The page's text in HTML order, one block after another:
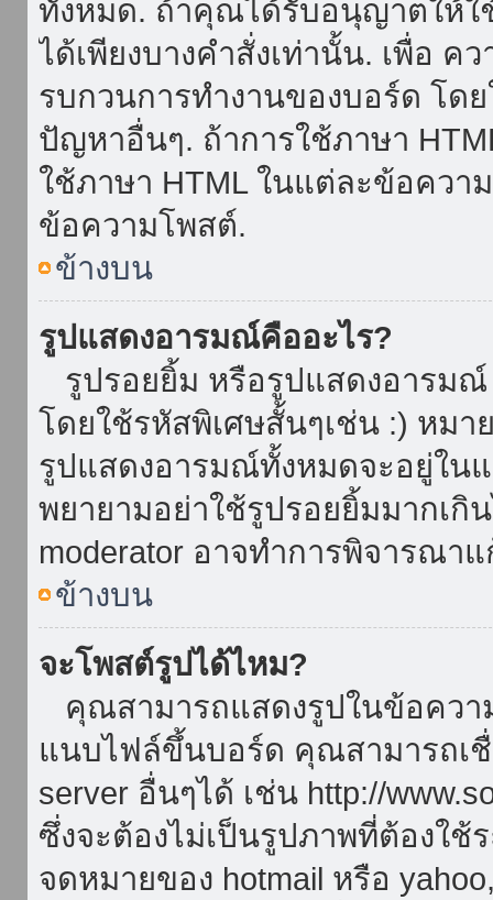
ทั้งหมด. ถ้าคุณได้รับอนุญาตให้ใ
ได้เพียงบางคำสั่งเท่านั้น. เพื่อ
รบกวนการทำงานของบอร์ด โด
ปัญหาอื่นๆ. ถ้าการใช้ภาษา
ใช้ภาษา HTML ในแต่ละข้อคว
ข้อความโพสต์.
ข้างบน
รูปแสดงอารมณ์คืออะไร?
รูปรอยยิ้ม หรือรูปแสดงอารมณ์
โดยใช้รหัสพิเศษสั้นๆเช่น :) หมา
รูปแสดงอารมณ์ทั้งหมดจะอยู่ใ
พยายามอย่าใช้รูปรอยยิ้มมากเกิ
moderator อาจทำการพิจารณา
ข้างบน
จะโพสต์รูปได้ไหม?
คุณสามารถแสดงรูปในข้อคว
แนบไฟล์ขึ้นบอร์ด คุณสามารถเชื่
server อื่นๆได้ เช่น http://
ซึ่งจะต้องไม่เป็นรูปภาพที่ต้องใ
จดหมายของ hotmail หรือ